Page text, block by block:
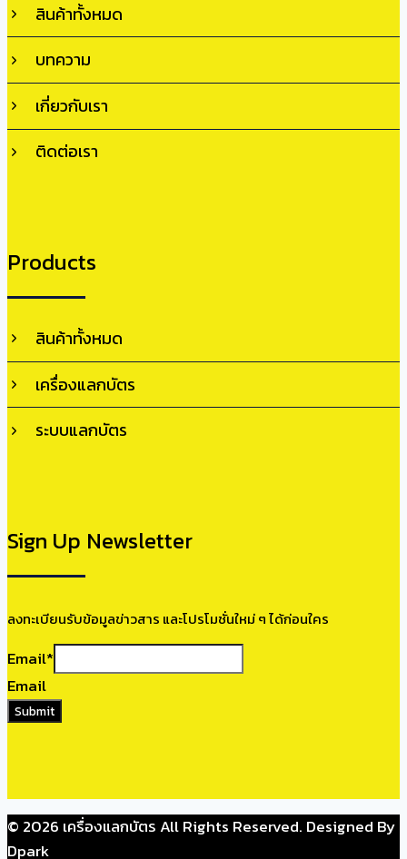
สินค้าทั้งหมด
บทความ
เกี่ยวกับเรา
ติดต่อเรา
Products
สินค้าทั้งหมด
เครื่องแลกบัตร
ระบบแลกบัตร
Sign Up Newsletter
ลงทะเบียนรับข้อมูลข่าวสาร และโปรโมชั่นใหม่ ๆ ได้ก่อนใคร
Email*
Email
Submit
© 2026 เครื่องแลกบัตร All Rights Reserved. Designed By
Dpark